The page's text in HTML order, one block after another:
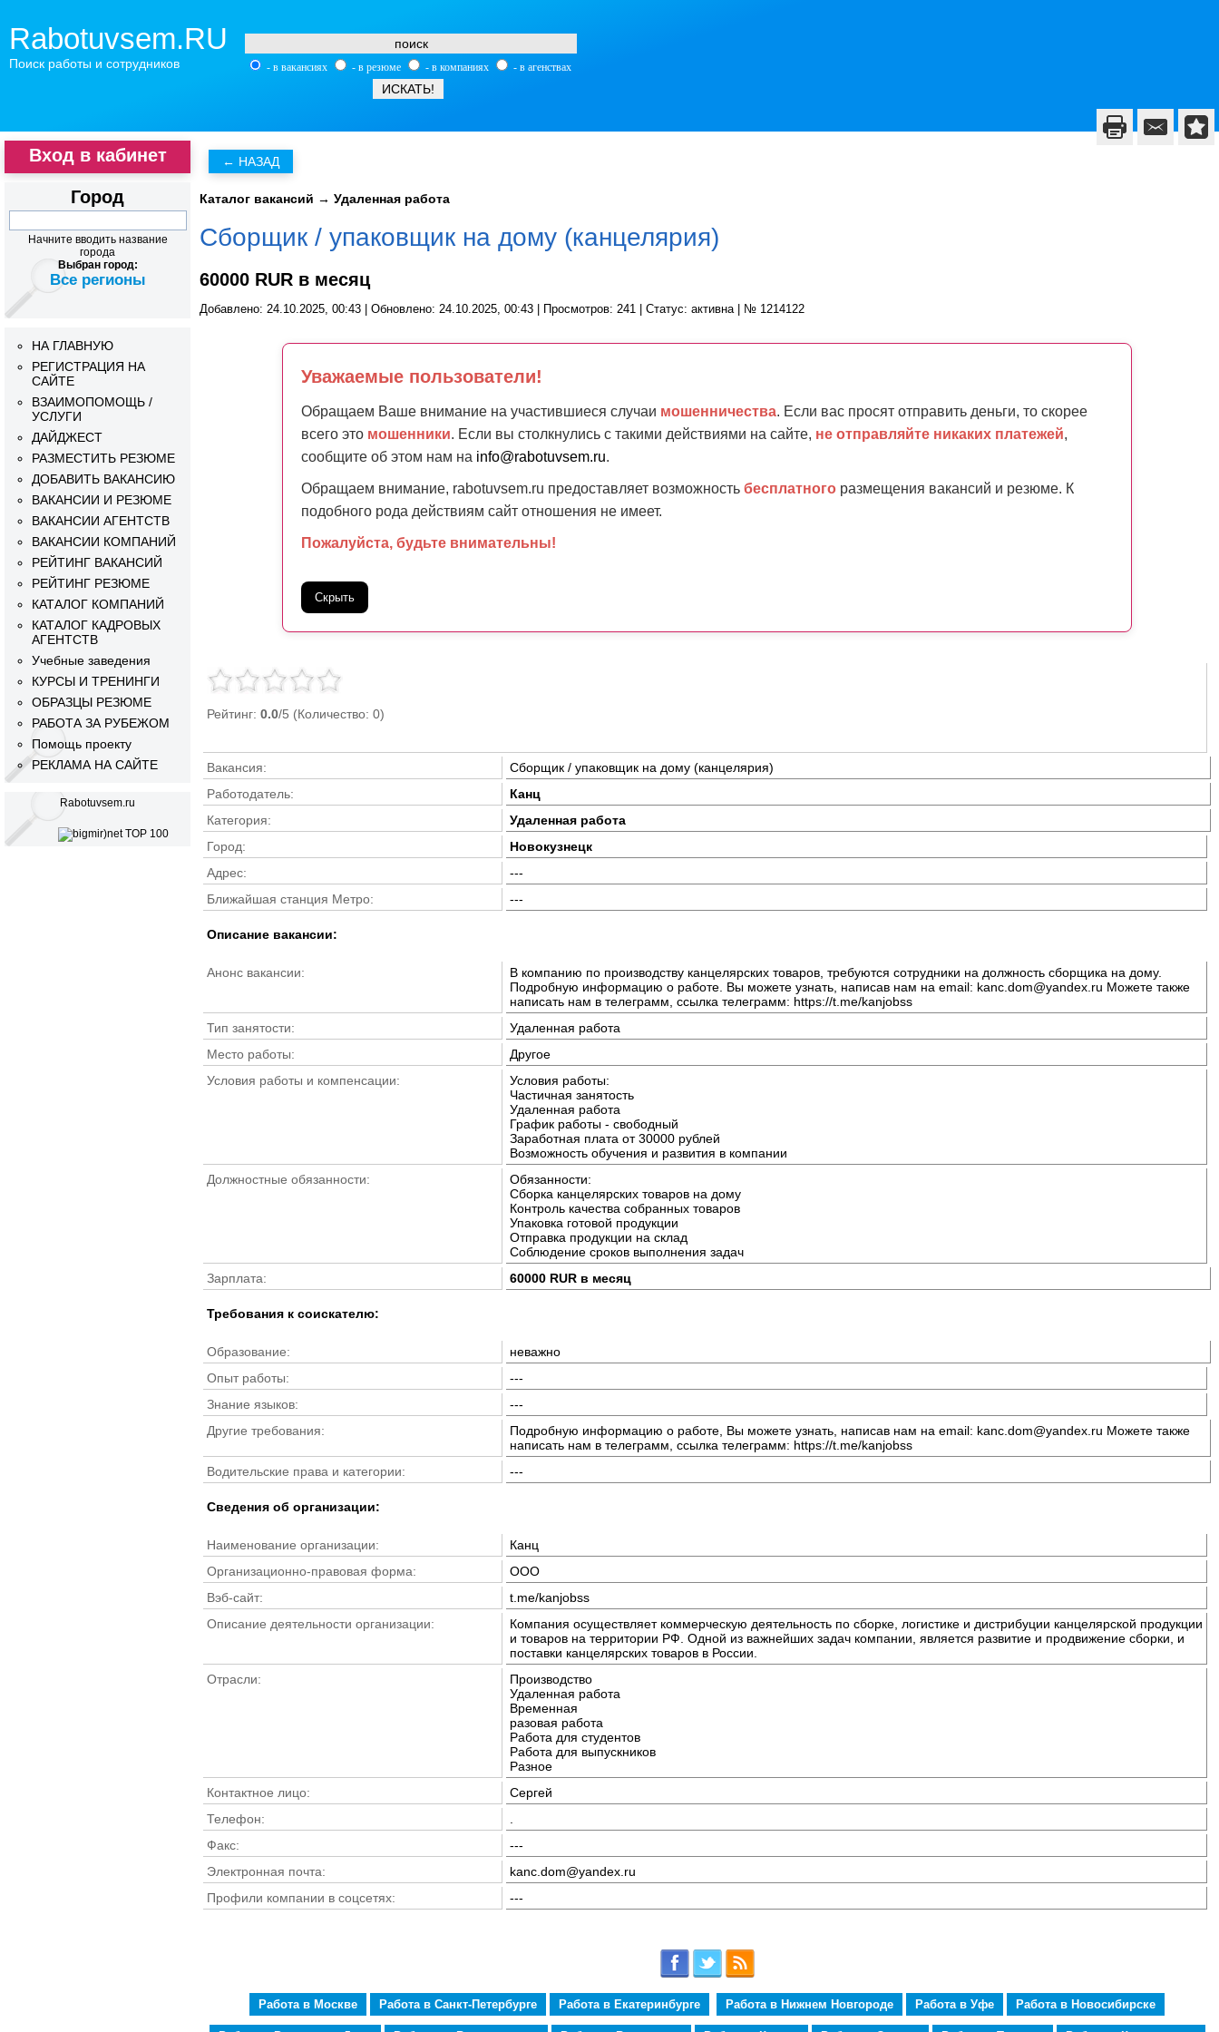
Rabotuvsem.RU
Поиск работы и сотрудников - в вакансиях - в резюме - в компаниях - в агенствах
Каталог вакансий → Удаленная работа
Сборщик / упаковщик на дому (канцелярия)
60000 RUR в месяц
Добавлено: 24.10.2025, 00:43 | Обновлено: 24.10.2025, 00:43 | Просмотров: 241 | Статус: активна | № 1214122
Уважаемые пользователи!
Обращаем Ваше внимание на участившиеся случаи мошенничества. Если вас просят отправить деньги, то скорее
всего это мошенники. Если вы столкнулись с такими действиями на сайте, не отправляйте никаких платежей,
сообщите об этом нам на info@rabotuvsem.ru.
Обращаем внимание, rabotuvsem.ru предоставляет возможность бесплатногоразмещения вакансий и резюме. К
подобного рода действиям сайт отношения не имеет.
Пожалуйста, будьте внимательны!
Скрыть
Рейтинг: 0.0/5 (Количество: 0)
Вакансия:
Сборщик / упаковщик на дому (канцелярия)
Работодатель:
Канц
Категория:
Удаленная работа
Город:
Новокузнецк
Адрес:
---
Ближайшая станция Метро:
---
Описание вакансии:
Анонс вакансии:
В компанию по производству канцелярских товаров, требуются сотрудники на должность сборщика на дому.
Подробную информацию о работе. Вы можете узнать, написав нам на email: kanc.dom@yandex.ru Можете также
написать нам в телеграмм, ссылка телеграмм: https://t.me/kanjobss
Тип занятости:
Удаленная работа
Место работы:
Другое
Условия работы и компенсации:
Условия работы:
Частичная занятость
Удаленная работа
График работы - свободный
Заработная плата от 30000 рублей
Возможность обучения и развития в компании
Должностные обязанности:
Обязанности:
Сборка канцелярских товаров на дому
Контроль качества собранных товаров
Упаковка готовой продукции
Отправка продукции на склад
Соблюдение сроков выполнения задач
Зарплата:
60000 RUR в месяц
Требования к соискателю:
Образование:
неважно
Опыт работы:
---
Знание языков:
---
Другие требования:
Подробную информацию о работе, Вы можете узнать, написав нам на email: kanc.dom@yandex.ru Можете также
написать нам в телеграмм, ссылка телеграмм: https://t.me/kanjobss
Водительские права и категории:
---
Cведения об организации:
Наименование организации:
Канц
Организационно-правовая форма:
ООО
Вэб-сайт:
t.me/kanjobss
Описание деятельности организации:
Компания осуществляет коммерческую деятельность по сборке, логистике и дистрибуции канцелярской продукции
и товаров на территории РФ. Одной из важнейших задач компании, является развитие и продвижение сборки, и
поставки канцелярских товаров в России.
Отрасли:
Производство
Удаленная работа
Временная
разовая работа
Работа для студентов
Работа для выпускников
Разное
Контактное лицо:
Сергей
Телефон:
Факс:
---
Электронная почта:
kanc.dom@yandex.ru
Профили компании в соцсетях:
---
Работа в Москве Работа в Санкт-Петербурге Работа в Екатеринбурге Работа в Нижнем Новгороде Работа в Уфе Работа в Новосибирске
Вход в кабинет
Город
Начните вводить название
города
Выбран город:
Все регионы
НА ГЛАВНУЮ
РЕГИСТРАЦИЯ НА
САЙТЕ
ВЗАИМОПОМОЩЬ /
УСЛУГИ
ДАЙДЖЕСТ
РАЗМЕСТИТЬ РЕЗЮМЕ
ДОБАВИТЬ ВАКАНСИЮ
ВАКАНСИИ И РЕЗЮМЕ
ВАКАНСИИ АГЕНТСТВ
ВАКАНСИИ КОМПАНИЙ
РЕЙТИНГ ВАКАНСИЙ
РЕЙТИНГ РЕЗЮМЕ
КАТАЛОГ КОМПАНИЙ
КАТАЛОГ КАДРОВЫХ
АГЕНТСТВ
Учебные заведения
КУРСЫ И ТРЕНИНГИ
ОБРАЗЦЫ РЕЗЮМЕ
РАБОТА ЗА РУБЕЖОМ
Помощь проекту
РЕКЛАМА НА САЙТЕ
Rabotuvsem.ru